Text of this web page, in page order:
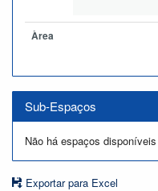
Àrea
Sub-Espaços
Não há espaços disponíveis
Exportar para Excel